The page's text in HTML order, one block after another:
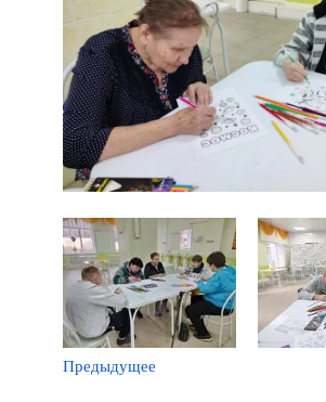
Предыдущее